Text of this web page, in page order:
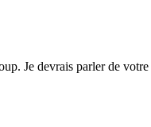
Je devrais parler de